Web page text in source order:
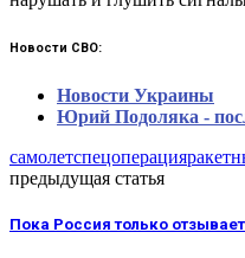
Новости СВО:
Новости Украины
Юрий Подоляка -
самолетспецоперация
предыдущая статья
Пока Россия только